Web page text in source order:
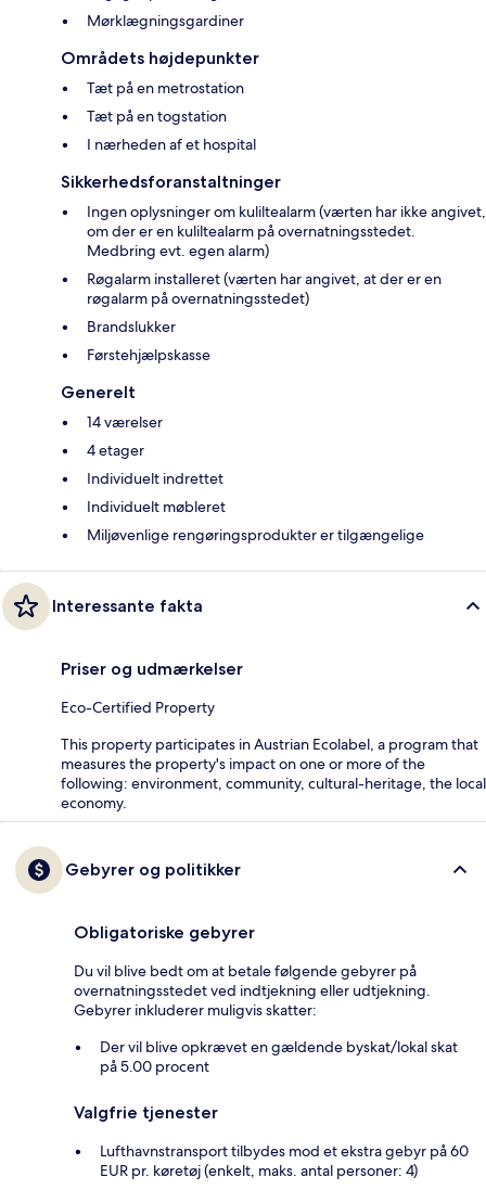
Mørklægningsgardiner
Områdets højdepunkter
Tæt på en metrostation
Tæt på en togstation
I nærheden af et hospital
Sikkerhedsforanstaltninger
Ingen oplysninger om kuliltealarm (værten har ikke angivet,
om der er en kuliltealarm på overnatningsstedet.
Medbring evt. egen alarm)
Røgalarm installeret (værten har angivet, at der er en
røgalarm på overnatningsstedet)
Brandslukker
Førstehjælpskasse
Generelt
14 værelser
4 etager
Individuelt indrettet
Individuelt møbleret
Miljøvenlige rengøringsprodukter er tilgængelige
Interessante fakta
Priser og udmærkelser
Eco-Certified Property
This property participates in Austrian Ecolabel, a program that
measures the property's impact on one or more of the
following: environment, community, cultural-heritage, the local
economy.
Gebyrer og politikker
Obligatoriske gebyrer
Du vil blive bedt om at betale følgende gebyrer på
overnatningsstedet ved indtjekning eller udtjekning.
Gebyrer inkluderer muligvis skatter:
Der vil blive opkrævet en gældende byskat/lokal skat
på 5.00 procent
Valgfrie tjenester
Lufthavnstransport tilbydes mod et ekstra gebyr på 60
EUR pr. køretøj (enkelt, maks. antal personer: 4)